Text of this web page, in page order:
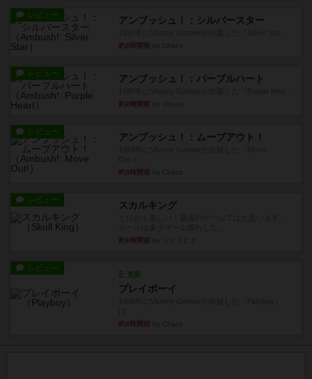
レビュー アンブッシュ！：シルバースター
約2時間前
レビュー アンブッシュ！：パープルハート
約2時間前
レビュー アンブッシュ！：ムーブアウト！
約3時間前
レビュー スカルキング
約3時間前
レビュー
充実
プレイボーイ
約3時間前